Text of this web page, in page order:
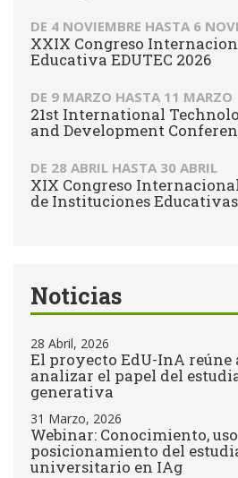
DE 4 NOVIEMBRE HASTA 6
XXIX Congreso
Educativa EDUTEC 2026
DE 9 MARZO HASTA 11 MARZO
21st International
and Development
DE 28 ABRIL HASTA 30 ABRIL
XIX Congreso
de Instituciones Educativas
Noticias
28 Abril, 2026
El proyecto EdU-InA reúne
analizar el papel del
generativa
31 Marzo, 2026
Webinar: Conocimiento,
posicionamiento del
universitario en IAg